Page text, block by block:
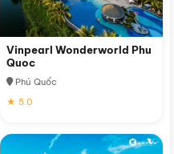
Vinpearl Wonderworld Phu
Quoc
Phú Quốc
★ 5.0